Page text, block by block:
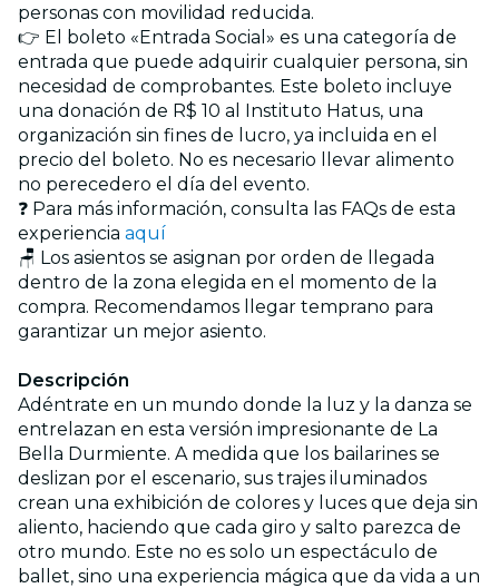
personas con movilidad reducida.
👉 El boleto «Entrada Social» es una categoría de
entrada que puede adquirir cualquier persona, sin
necesidad de comprobantes. Este boleto incluye
una donación de R$ 10 al Instituto Hatus, una
organización sin fines de lucro, ya incluida en el
precio del boleto. No es necesario llevar alimento
no perecedero el día del evento.
❓ Para más información, consulta las FAQs de esta
experiencia aquí
🪑 Los asientos se asignan por orden de llegada
dentro de la zona elegida en el momento de la
compra. Recomendamos llegar temprano para
garantizar un mejor asiento.
Descripción
Adéntrate en un mundo donde la luz y la danza se
entrelazan en esta versión impresionante de La
Bella Durmiente. A medida que los bailarines se
deslizan por el escenario, sus trajes iluminados
crean una exhibición de colores y luces que deja sin
aliento, haciendo que cada giro y salto parezca de
otro mundo. Este no es solo un espectáculo de
ballet, sino una experiencia mágica que da vida a un